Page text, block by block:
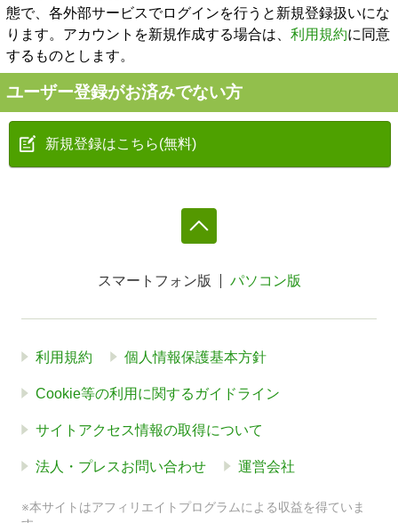
態で、各外部サービスでログインを行うと新規登録扱いにな
ります。アカウントを新規作成する場合は、 利用規約に同意
するものとします。
ユーザー登録がお済みでない方
新規登録はこちら(無料)
スマートフォン版 パソコン版
利用規約 個人情報保護基本方針
Cookie等の利用に関するガイドライン
サイトアクセス情報の取得について
法人・プレスお問い合わせ 運営会社
※本サイトはアフィリエイトプログラムによる収益を得ていま